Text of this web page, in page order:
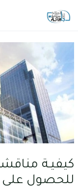
كيفيـة
للحصول على